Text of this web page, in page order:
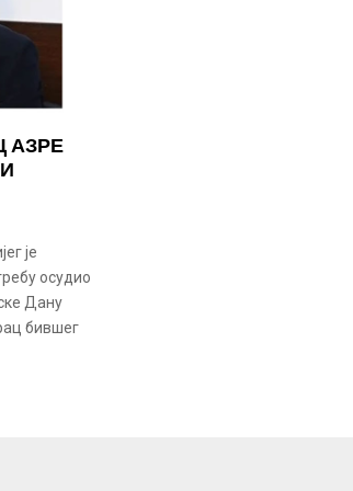
АЗРЕ
је
осудио
Дану
бившег